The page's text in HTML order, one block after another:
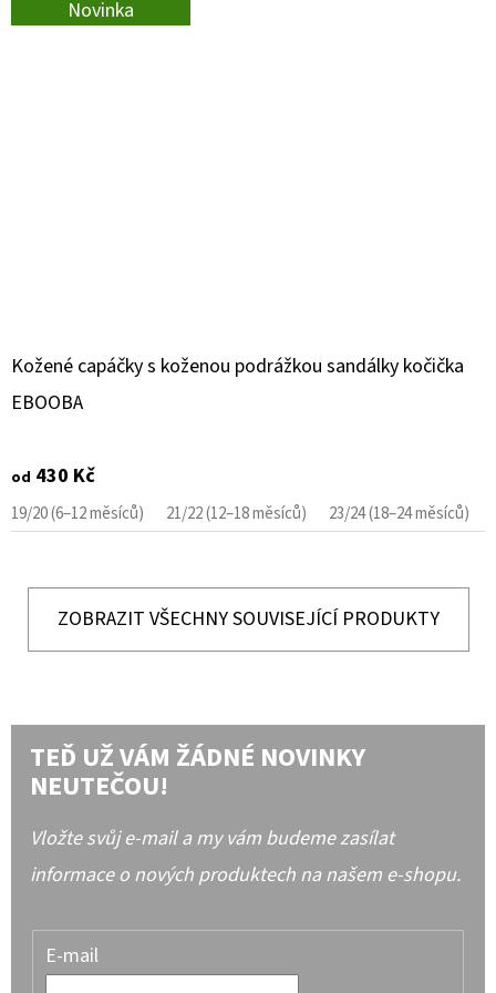
Novinka
Kožené capáčky s koženou podrážkou sandálky kočička
EBOOBA
od 430 Kč
19/20 (6–12 měsíců) 21/22 (12–18 měsíců) 23/24 (18–24 měsíců)
ZOBRAZIT VŠECHNY SOUVISEJÍCÍ PRODUKTY
TEĎ UŽ VÁM ŽÁDNÉ NOVINKY
NEUTEČOU!
Vložte svůj e-mail a my vám budeme zasílat
informace o nových produktech na našem e-shopu.
E-mail